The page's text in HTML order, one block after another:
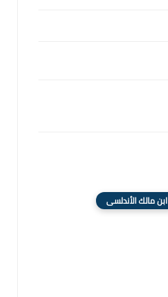
ابن مالك الأندلسى